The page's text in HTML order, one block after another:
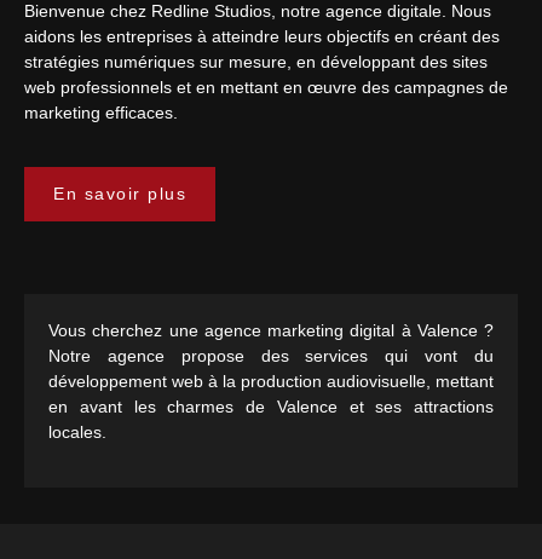
Bienvenue chez Redline Studios, notre agence digitale. Nous
aidons les entreprises à atteindre leurs objectifs en créant des
stratégies numériques sur mesure, en développant des sites
web professionnels et en mettant en œuvre des campagnes de
marketing efficaces.
En savoir plus
Vous cherchez une agence marketing digital à Valence ?
Notre agence propose des services qui vont du
développement web à la production audiovisuelle, mettant
en avant les charmes de Valence et ses attractions
locales.